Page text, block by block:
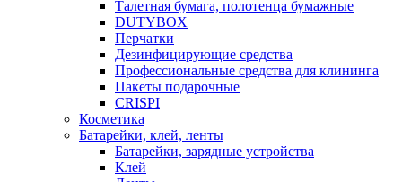
Талетная бумага, полотенца бумажные
DUTYBOX
Перчатки
Дезинфицирующие средства
Профессиональные средства для клининга
Пакеты подарочные
CRISPI
Косметика
Батарейки, клей, ленты
Батарейки, зарядные устройства
Клей